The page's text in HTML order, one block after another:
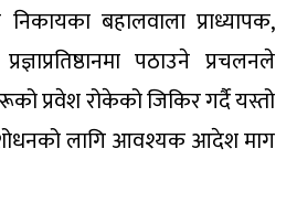
निकायका बहालवाला प्राध्यापक,
पठाउने प्रचलनले
प्रवेश रोकेको जिकिर गर्दै यस्तो
लागि आवश्यक आदेश माग